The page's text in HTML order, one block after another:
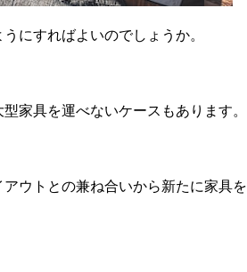
にすればよいのでしょうか。
家具を運べないケースもあります。
ウトとの兼ね合いから新たに家具を